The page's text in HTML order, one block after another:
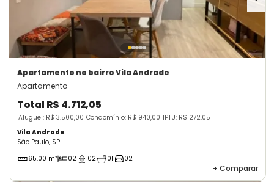
Apartamento no bairro Vila Andrade
Apartamento
Total R$ 4.712,05
Aluguel: R$ 3.500,00 Condomínio: R$ 940,00 IPTU: R$ 272,05
Vila Andrade
São Paulo, SP
65.00 m²
02 02 01 02
+ Comparar